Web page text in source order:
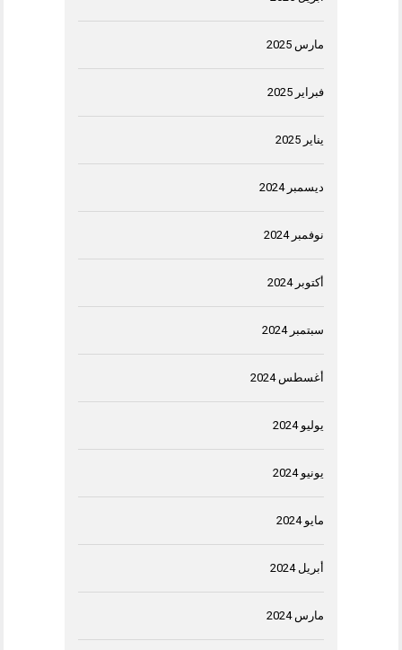
مارس 2025
فبراير 2025
يناير 2025
ديسمبر 2024
نوفمبر 2024
أكتوبر 2024
سبتمبر 2024
أغسطس 2024
يوليو 2024
يونيو 2024
مايو 2024
أبريل 2024
مارس 2024